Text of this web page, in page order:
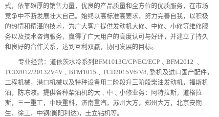
式，依靠雄厚的销售力量，优良的产品质量和全方位的优质服务，在市场
竞争中不断发展壮大自己。始终以高标准高要求，努力完善自我，以积极
的热情和精湛的技术，为广大客户提供发动机大修、中修、小修等维修服
务以及技术咨询服务，赢得了广大用户的高度认可与好评，并建立了持久
和良好的合作关系，达到互利双赢，协同发展的目标。
专业经营：道依茨水冷系列BFM1013C/CP/EC/ECP﹑BFM2012 ﹑
TCD2012/20132V4V﹑BFM1015﹑TCD2015V6/V8, 整机及进口国产配件，
工程机械，港口机械以及特种设备用二阶段升三阶段柴油发动机，福斯机
油，防冻液。提供各种柴油机的大﹑中﹑小修业务：阿特拉斯，道格拉
斯，三一重工，中联重科，济南重汽，苏州大方，郑州大方，北京安期
生，徐工，中钢(衡阳利达)，土立钻机等。